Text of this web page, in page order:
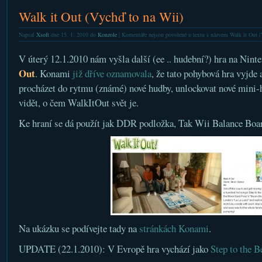
Walk it Out (Vychď to na Wii)
Napsal Xsoftdne 15. 1. 2010 do Konzole| Komentáře nejsou povolenéu textu s názvem Walk it Out
V úterý 12.1.2010 nám vyšla další (ee .. hudební?) hra na
Out. Konami již dříve oznamovala, že tato pohybová hra
procházet do rytmu (známé) nové hudby, unlockovat nové
vidět, o čem WalkItOut svět je.
Ke hraní se dá použít jak DDR podložka, Tak Wii Balance
Na ukázku se podívejte tady nastránkách Konami.
UPDATE (22.1.2010): V Evropě hra vychází jako Step to the